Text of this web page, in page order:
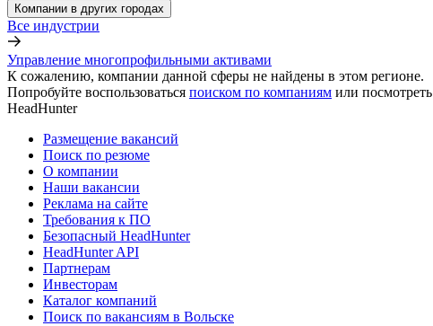
Компании в других городах
Все индустрии
Управление многопрофильными активами
К сожалению, компании данной сферы не найдены в этом регионе.
Попробуйте воспользоваться поиском по компаниям или посмотреть
HeadHunter
Размещение вакансий
Поиск по резюме
О компании
Наши вакансии
Реклама на сайте
Требования к ПО
Безопасный HeadHunter
HeadHunter API
Партнерам
Инвесторам
Каталог компаний
Поиск по вакансиям в Вольске